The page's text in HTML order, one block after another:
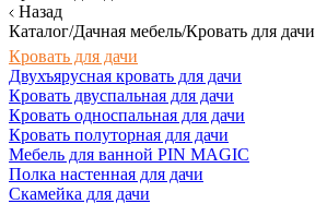
Назад
Каталог/Дачная мебель/Кровать для дачи
Кровать для дачи
Двухъярусная кровать для дачи
Кровать двуспальная для дачи
Кровать односпальная для дачи
Кровать полуторная для дачи
Мебель для ванной PIN MAGIC
Полка настенная для дачи
Скамейка для дачи